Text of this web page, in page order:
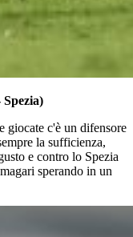
giocate c'è un difensore
la sufficienza,
e contro lo Spezia
sperando in un